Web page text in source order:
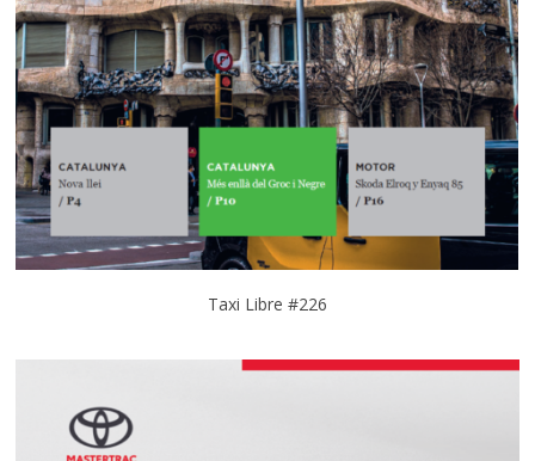
Taxi Libre #226